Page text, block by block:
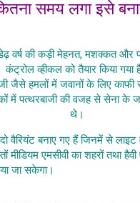
समय लगा इसे
डेढ़ वर्ष की कड़ी मेहनत, मशक्कत और
कंट्रोल व्हीकल को तैयार किया गया
जैसे हमलों में जवानों के लिए काफी
में पत्थरबाजी की वजह से सेना के
थे।
वैरियंट बनाए गए हैं जिनमें से लाइट
मीडियम एमसीवी का शहरों तथा
जा सकेगा।